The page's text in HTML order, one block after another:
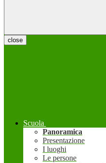
close
Scuola
Panoramica
Presentazione
I luoghi
Le persone